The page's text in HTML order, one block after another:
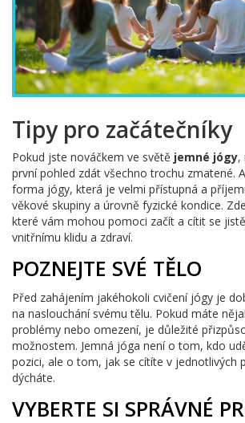
Tipy pro začátečníky
Pokud jste nováčkem ve světě jemné jógy,
první pohled zdát všechno trochu zmatené.
forma jógy, která je velmi přístupná a
věkové skupiny a úrovně fyzické kondice.
které vám mohou pomoci začít a cítit se
vnitřnímu klidu a zdraví.
POZNEJTE SVÉ TĚLO
Před zahájením jakéhokoli cvičení jógy je
na naslouchání svému tělu. Pokud máte
problémy nebo omezení, je důležité
možnostem. Jemná jóga není o tom, kdo
pozici, ale o tom, jak se cítíte v jednotlivých
dýcháte.
VYBERTE SI SPRÁVNÉ